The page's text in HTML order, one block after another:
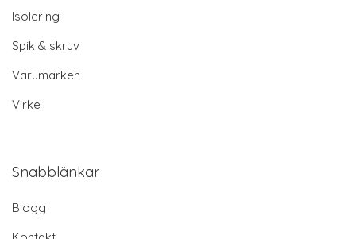
Isolering
Spik & skruv
Varumärken
Virke
Snabblänkar
Blogg